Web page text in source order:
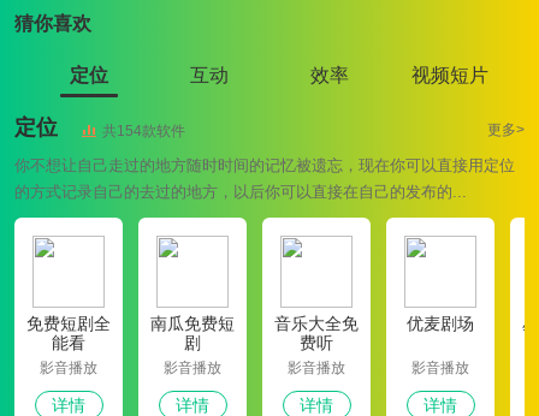
猜你喜欢
定位 互动 效率 视频短片
定位 共154款软件 更多>
你不想让自己走过的地方随时时间的记忆被遗忘，现在你可以直接用定位
的方式记录自己的去过的地方，以后你可以直接在自己的发布的...
免费短剧全
能看
影音播放
详情
南瓜免费短
剧
影音播放
详情
音乐大全免
费听
影音播放
详情
优麦剧场
影音播放
详情